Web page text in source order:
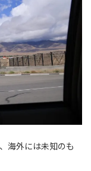
海外には未知のも